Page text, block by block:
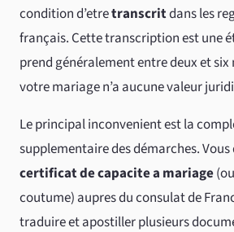
condition d’etretranscritdans les
français. Cette transcription est une
prend généralement entre deux et six
votre mariage n’a aucune valeur
Le principal inconvenient est la
supplementaire des démarches.
certificat de capacite a mariage
coutume) aupres du consulat de
traduire et apostiller plusieurs